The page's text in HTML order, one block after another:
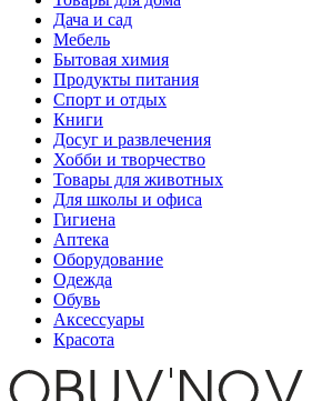
Дача и сад
Мебель
Бытовая химия
Продукты питания
Спорт и отдых
Книги
Досуг и развлечения
Хобби и творчество
Товары для животных
Для школы и офиса
Гигиена
Аптека
Оборудование
Одежда
Обувь
Аксессуары
Красота